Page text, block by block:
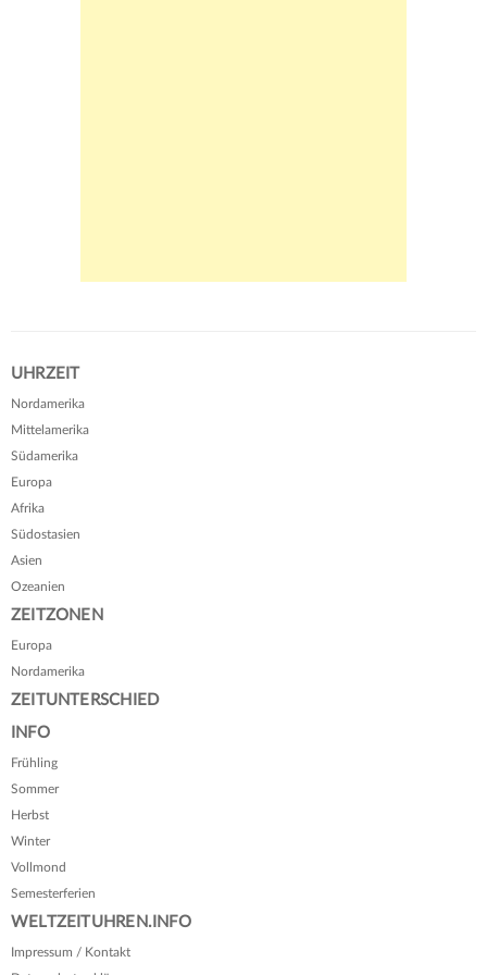
UHRZEIT
Nordamerika
Mittelamerika
Südamerika
Europa
Afrika
Südostasien
Asien
Ozeanien
ZEITZONEN
Europa
Nordamerika
ZEITUNTERSCHIED
INFO
Frühling
Sommer
Herbst
Winter
Vollmond
Semesterferien
WELTZEITUHREN.INFO
Impressum / Kontakt